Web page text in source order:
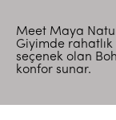
Meet Maya
Giyimde
seçenek olan
konfor sunar.